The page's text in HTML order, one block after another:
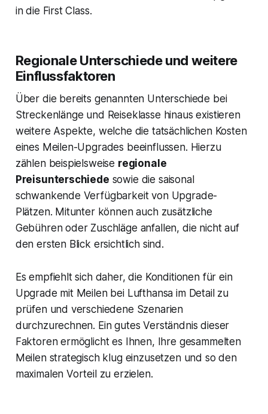
in die First Class.
Regionale Unterschiede und weitere
Einflussfaktoren
Über die bereits genannten Unterschiede bei
Streckenlänge und Reiseklasse hinaus existieren
weitere Aspekte, welche die tatsächlichen Kosten
eines Meilen-Upgrades beeinflussen. Hierzu
zählen beispielsweise regionale
Preisunterschiede sowie die saisonal
schwankende Verfügbarkeit von Upgrade-
Plätzen. Mitunter können auch zusätzliche
Gebühren oder Zuschläge anfallen, die nicht auf
den ersten Blick ersichtlich sind.
Es empfiehlt sich daher, die Konditionen für ein
Upgrade mit Meilen bei Lufthansa im Detail zu
prüfen und verschiedene Szenarien
durchzurechnen. Ein gutes Verständnis dieser
Faktoren ermöglicht es Ihnen, Ihre gesammelten
Meilen strategisch klug einzusetzen und so den
maximalen Vorteil zu erzielen.